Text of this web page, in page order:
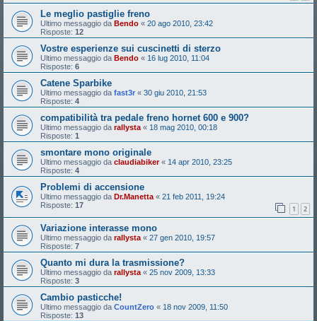
Le meglio pastiglie freno
Ultimo messaggio da Bendo « 20 ago 2010, 23:42
Risposte: 12
Vostre esperienze sui cuscinetti di sterzo
Ultimo messaggio da Bendo « 16 lug 2010, 11:04
Risposte: 6
Catene Sparbike
Ultimo messaggio da fast3r « 30 giu 2010, 21:53
Risposte: 4
compatibilità tra pedale freno hornet 600 e 900?
Ultimo messaggio da rallysta « 18 mag 2010, 00:18
Risposte: 1
smontare mono originale
Ultimo messaggio da claudiabiker« 14 apr 2010, 23:25
Risposte: 4
Problemi di accensione
Ultimo messaggio da Dr.Manetta « 21 feb 2011, 19:24
Risposte: 17 1 2
Variazione interasse mono
Ultimo messaggio da rallysta « 27 gen 2010, 19:57
Risposte: 7
Quanto mi dura la trasmissione?
Ultimo messaggio da rallysta « 25 nov 2009, 13:33
Risposte: 3
Cambio pasticche!
Ultimo messaggio da CountZero « 18 nov 2009, 11:50
Risposte: 13